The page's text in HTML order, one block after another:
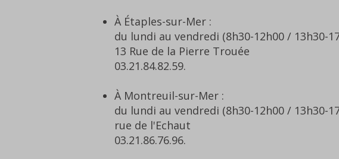
À Étaples-sur-Mer :
du lundi au vendredi (8h30-12h00 / 13h30-
13 Rue de la Pierre Trouée
03.21.84.82.59.
À Montreuil-sur-Mer :
du lundi au vendredi (8h30-12h00 / 13h30-
rue de l'Echaut
03.21.86.76.96.